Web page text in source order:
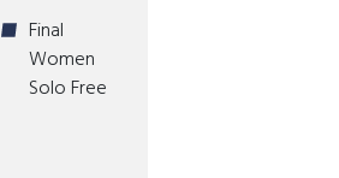
Final
Women
Solo Free